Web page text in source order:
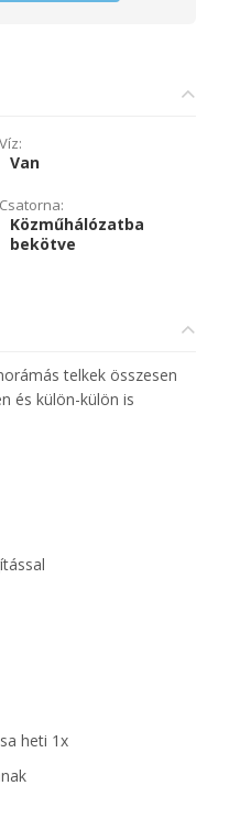
Víz:
Van
Csatorna:
Közműhálózatba
bekötve
telkek összesen
és külön-külön is
heti 1x